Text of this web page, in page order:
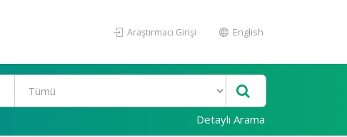
Araştırmacı Girişi English
Detaylı Arama